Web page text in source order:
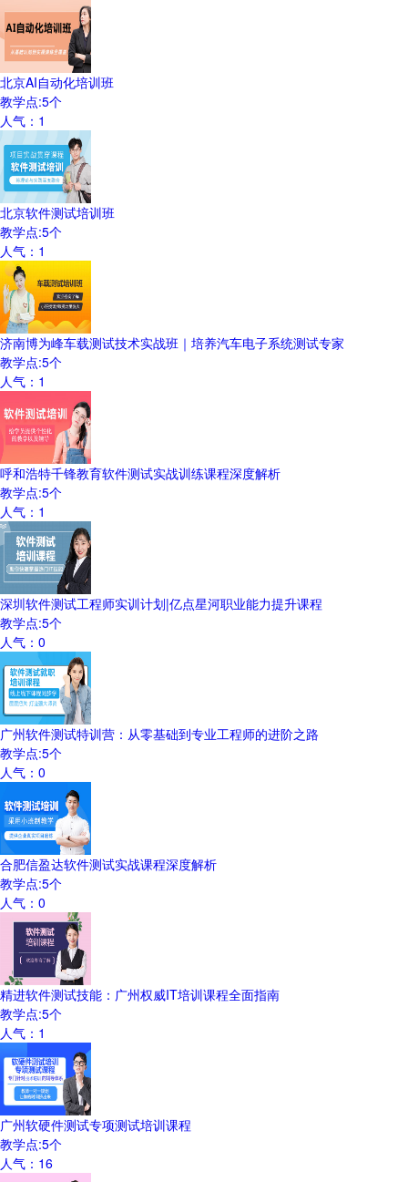
北京AI自动化培训班
教学点:5个
人气： 1
北京软件测试培训班
教学点:5个
人气： 1
济南博为峰车载测试技术实战班｜培养汽车电子系统测试专家
教学点:5个
人气： 1
呼和浩特千锋教育软件测试实战训练课程深度解析
教学点:5个
人气： 1
深圳软件测试工程师实训计划|亿点星河职业能力提升课程
教学点:5个
人气： 0
广州软件测试特训营：从零基础到专业工程师的进阶之路
教学点:5个
人气： 0
合肥信盈达软件测试实战课程深度解析
教学点:5个
人气： 0
精进软件测试技能：广州权威IT培训课程全面指南
教学点:5个
人气： 1
广州软硬件测试专项测试培训课程
教学点:5个
人气： 16